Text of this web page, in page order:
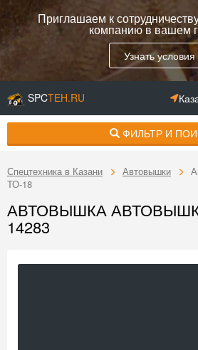
Приглашаем к
компанию в вашем
Узнать условия
SPCTEH.RU
ФИЛЬТР И
Спецтехника в Казани Автовышки
ТО-18
АВТОВЫШКА
14283